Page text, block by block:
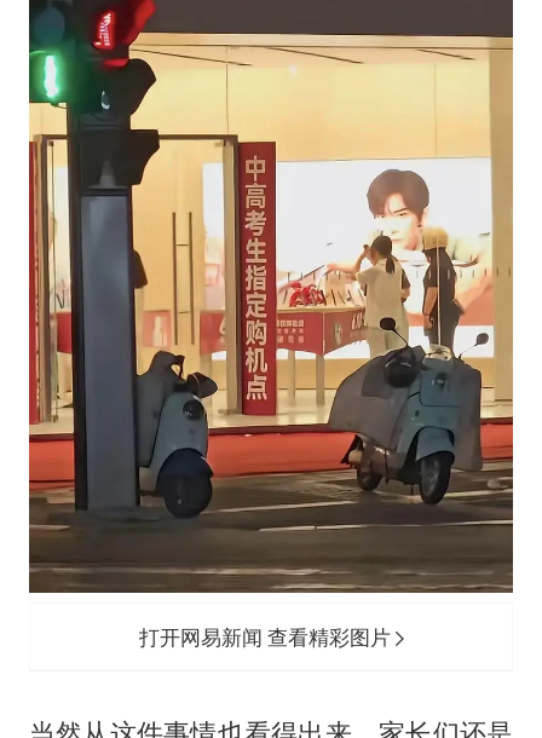
打开网易新闻 查看精彩图片